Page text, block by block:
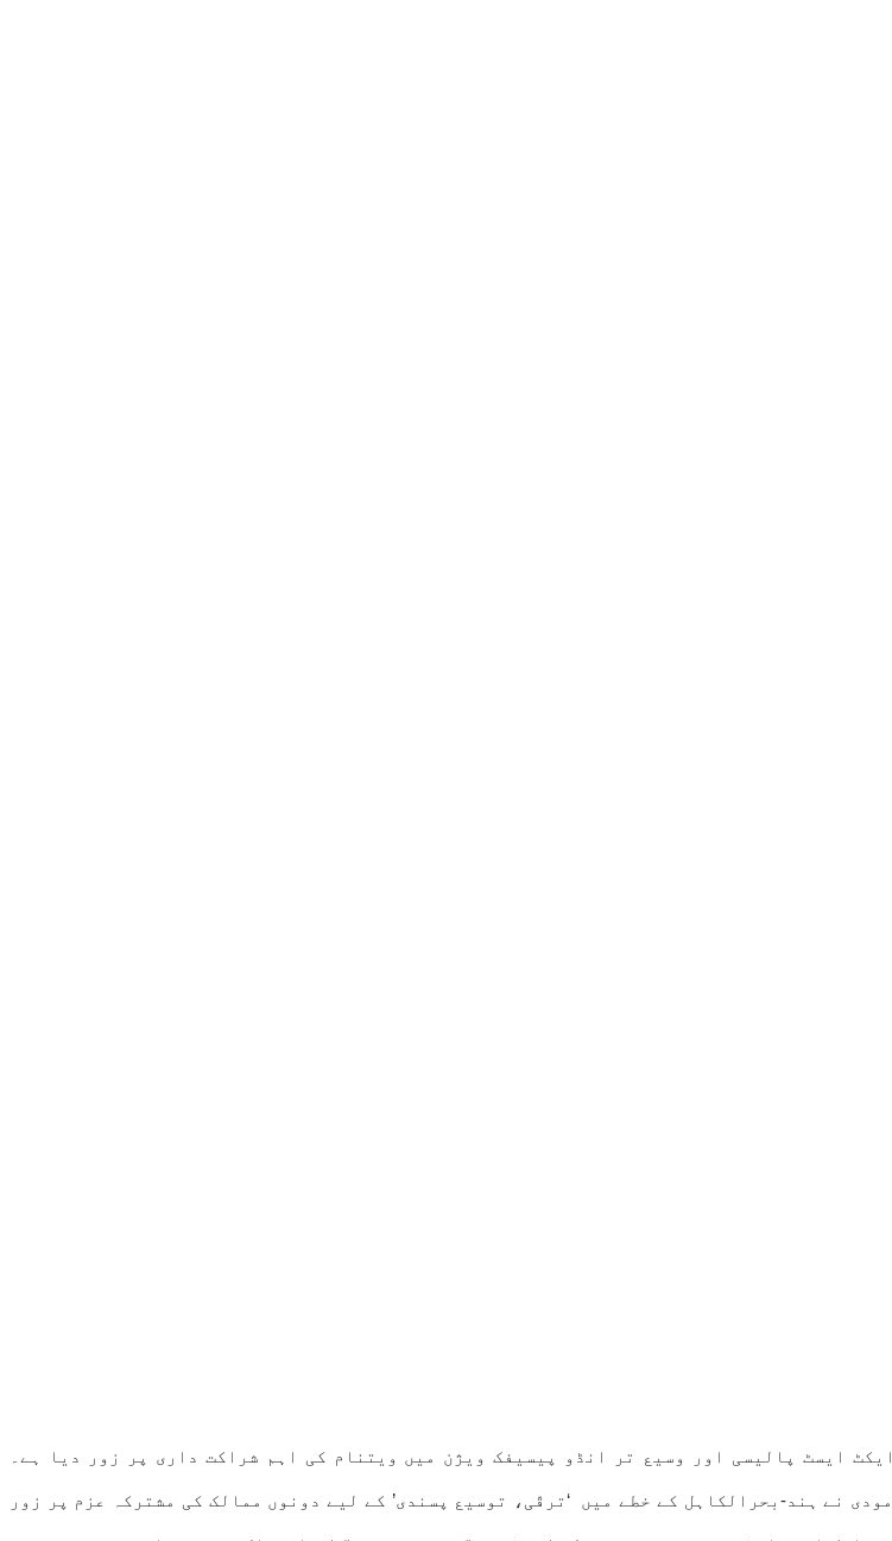
ایسٹ پالیسی اور وسیع تر انڈو پیسیفک ویژن میں ویتنام کی اہم شراکت داری پر زور دیا ہے۔
نے ہند-بحرالکاہل کے خطے میں ‘ترقّی، توسیع پسندی’ کے لیے دونوں ممالک کی مشترکہ عزم پر زور